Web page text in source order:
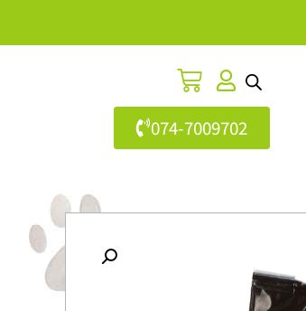
074-7009702